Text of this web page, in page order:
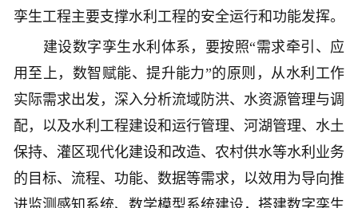
孪生工程主要支撑水利工程的安全运行和功能发挥。
建设数字孪生水利体系，要按照“需求牵引、应
用至上，数智赋能、提升能力”的原则，从水利工作
实际需求出发，深入分析流域防洪、水资源管理与调
配，以及水利工程建设和运行管理、河湖管理、水土
保持、灌区现代化建设和改造、农村供水等水利业务
的目标、流程、功能、数据等需求，以效用为导向推